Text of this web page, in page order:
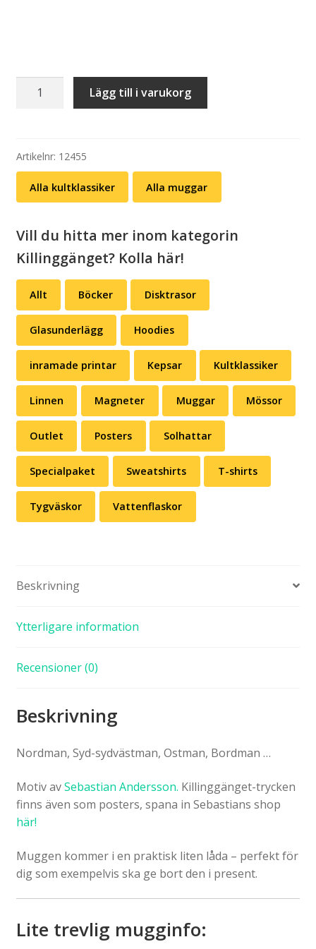
Mugg:
mängd
Lägg till i varukorg
Artikelnr: 12455
Alla kultklassiker Alla muggar
Vill du hitta mer inom kategorin
Killinggänget? Kolla här!
Allt Böcker Disktrasor
Glasunderlägg Hoodies
inramade printar Kepsar Kultklassiker
Linnen Magneter Muggar Mössor
Outlet Posters Solhattar
Specialpaket Sweatshirts T-shirts
Tygväskor Vattenflaskor
Beskrivning
Ytterligare information
Recensioner (0)
Beskrivning
Nordman, Syd-sydvästman, Ostman, Bordman …
Motiv avSebastian Andersson. Killinggänget-trycken
finns även som posters, spana in Sebastians shop
här!
Muggen kommer i en praktisk liten låda – perfekt för
dig som exempelvis ska ge bort den i present.
Lite trevlig mugginfo: